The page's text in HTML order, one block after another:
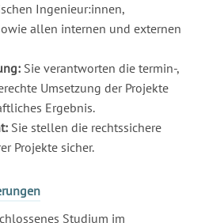
Ingenieur:innen,
allen internen und externen
Sie verantworten die termin-,
Umsetzung der Projekte
Ergebnis.
Sie stellen die rechtssichere
Projekte sicher.
Studium im